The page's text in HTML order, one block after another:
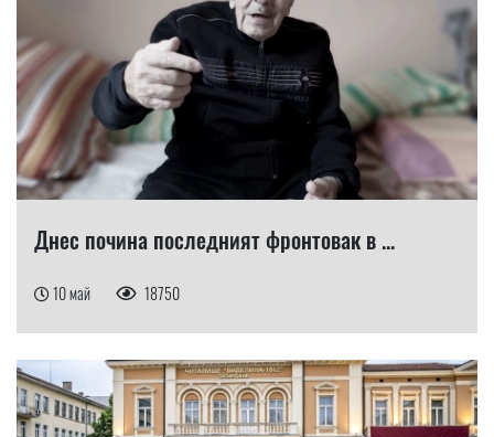
Днес почина последният фронтовак в ...
10 май 18750